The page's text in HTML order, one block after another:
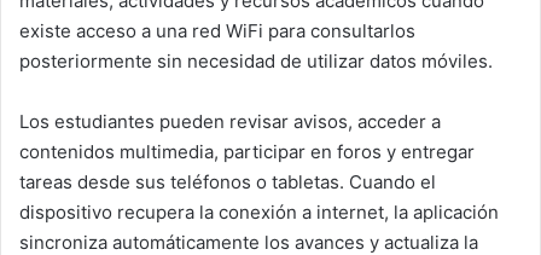
existe acceso a una red WiFi para consultarlos
posteriormente sin necesidad de utilizar datos móviles.
Los estudiantes pueden revisar avisos, acceder a
contenidos multimedia, participar en foros y entregar
tareas desde sus teléfonos o tabletas. Cuando el
dispositivo recupera la conexión a internet, la aplicación
sincroniza automáticamente los avances y actualiza la